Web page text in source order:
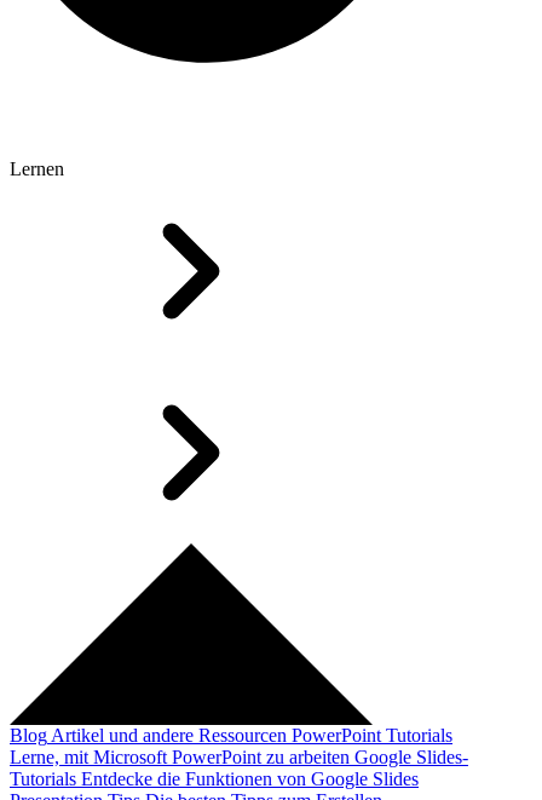
Lernen
Blog Artikel und andere Ressourcen PowerPoint Tutorials
Lerne, mit Microsoft PowerPoint zu arbeiten Google Slides-
Tutorials Entdecke die Funktionen von Google Slides